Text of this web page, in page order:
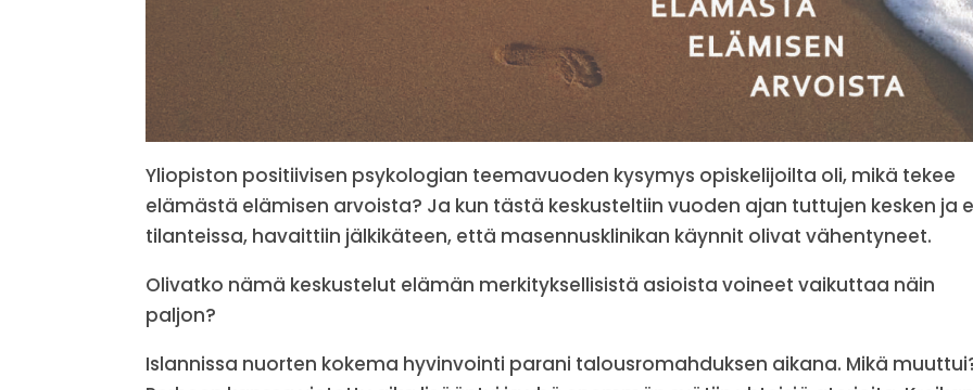
Yliopiston positiivisen psykologian teemavuoden kysymys opiskelijoilta oli, mikä tekee
elämästä elämisen arvoista? Ja kun tästä keskusteltiin vuoden ajan tuttujen kesken ja
tilanteissa, havaittiin jälkikäteen, että masennusklinikan käynnit olivat vähentyneet.
Olivatko nämä keskustelut elämän merkityksellisistä asioista voineet vaikuttaa näin
paljon?
Islannissa nuorten kokema hyvinvointi parani talousromahduksen aikana. Mikä